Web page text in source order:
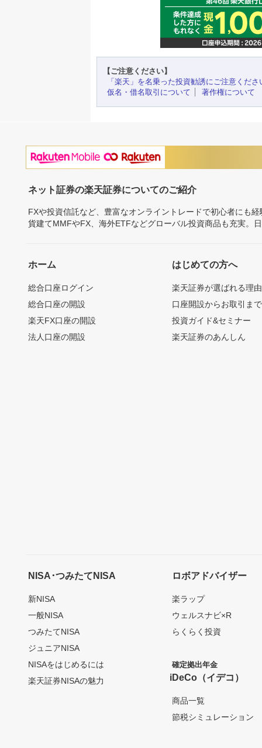
【ご注意ください】
「楽天」を名乗った投資勧誘にご注意くださ
仮名・借名取引について
著作権について
ネット証券の楽天証券についてのご紹介
FXや投資信託など、豊富なオンライントレードで初心者にも
貨建てMMFやFX、海外ETFなどグローバル投資商品も充実。
ホーム
総合口座ログイン
総合口座の開設
楽天FX口座の開設
法人口座の開設
はじめての方へ
楽天証券が選ばれる理由
口座開設からお取引ま
投資ガイド&セミナー
楽天証券のあんしん
NISA･つみたてNISA
新NISA
一般NISA
つみたてNISA
ジュニアNISA
NISAをはじめるには
楽天証券NISAの魅力
ロボアドバイザー
楽ラップ
ウェルスナビ×R
らくらく投資
確定拠出年金
iDeCo（イデコ）
商品一覧
節税シミュレーション